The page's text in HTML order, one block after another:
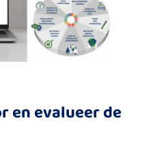
en evalueer de